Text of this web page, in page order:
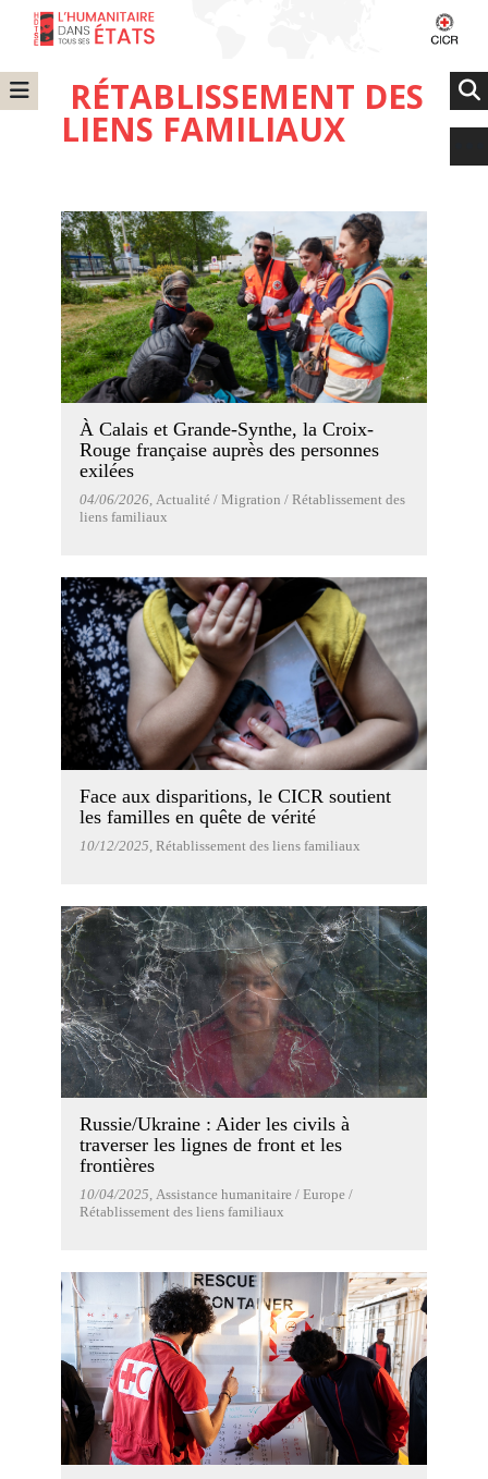
RÉTABLISSEMENT DES
LIENS FAMILIAUX
À Calais et Grande-Synthe, la Croix-
Rouge française auprès des personnes
exilées
04/06/2026, Actualité / Migration / Rétablissement des
liens familiaux
Face aux disparitions, le CICR soutient
les familles en quête de vérité
10/12/2025 , Rétablissement des liens familiaux
Russie/Ukraine : Aider les civils à
traverser les lignes de front et les
frontières
10/04/2025, Assistance humanitaire / Europe /
Rétablissement des liens familiaux